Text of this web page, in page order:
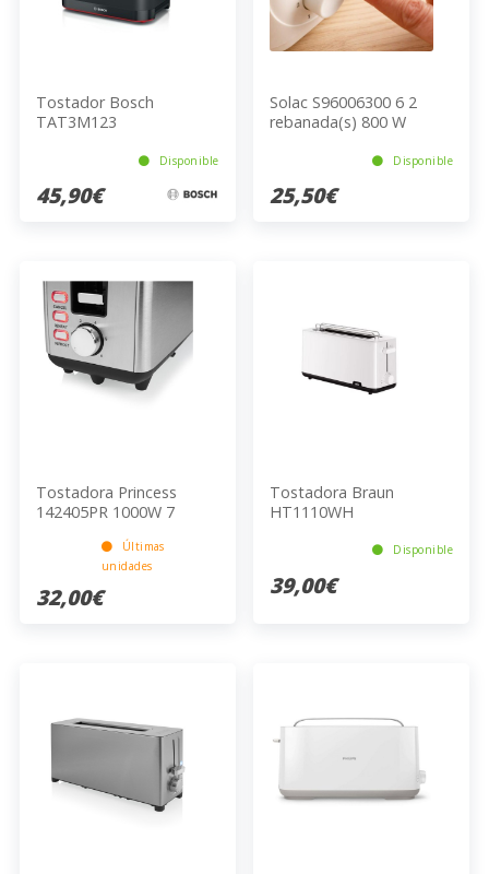
Tostador Bosch
TAT3M123
Disponible
45,90€
Solac S96006300 6 2
rebanada(s) 800 W
Disponible
25,50€
Tostadora Princess
142405PR 1000W 7
Inoxidable Plateado
250x180x150 cm
Últimas
unidades
32,00€
Tostadora Braun
HT1110WH
Disponible
39,00€